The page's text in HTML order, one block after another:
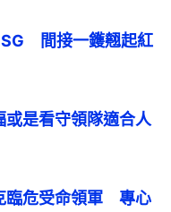
　間接一鑊翹起紅
是看守領隊適合人
臨危受命領軍　專心